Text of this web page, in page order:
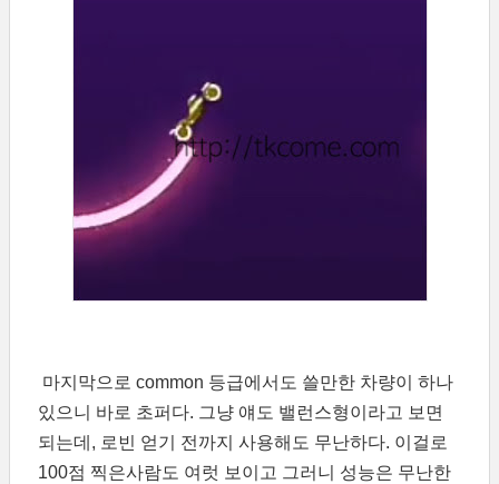
마지막으로 common 등급에서도 쓸만한 차량이 하나
있으니 바로 초퍼다. 그냥 얘도 밸런스형이라고 보면
되는데, 로빈 얻기 전까지 사용해도 무난하다. 이걸로
100점 찍은사람도 여럿 보이고 그러니 성능은 무난한